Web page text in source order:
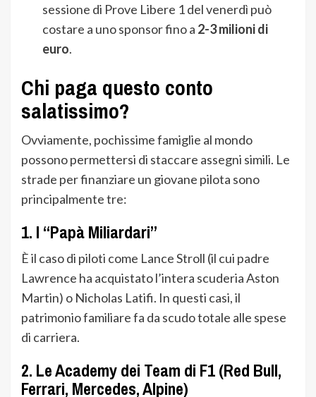
sessione di Prove Libere 1 del venerdì può
costare a uno sponsor fino a 2-3 milioni di
euro.
Chi paga questo conto
salatissimo?
Ovviamente, pochissime famiglie al mondo
possono permettersi di staccare assegni simili. Le
strade per finanziare un giovane pilota sono
principalmente tre:
1. I “Papà Miliardari”
È il caso di piloti come Lance Stroll (il cui padre
Lawrence ha acquistato l’intera scuderia Aston
Martin) o Nicholas Latifi. In questi casi, il
patrimonio familiare fa da scudo totale alle spese
di carriera.
2. Le Academy dei Team di F1 (Red Bull,
Ferrari, Mercedes, Alpine)